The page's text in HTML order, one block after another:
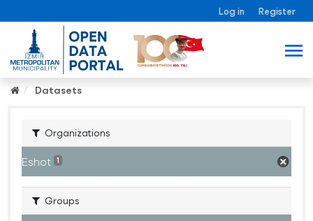
Log in Register
Datasets
Organizations
Eshot 1
Groups